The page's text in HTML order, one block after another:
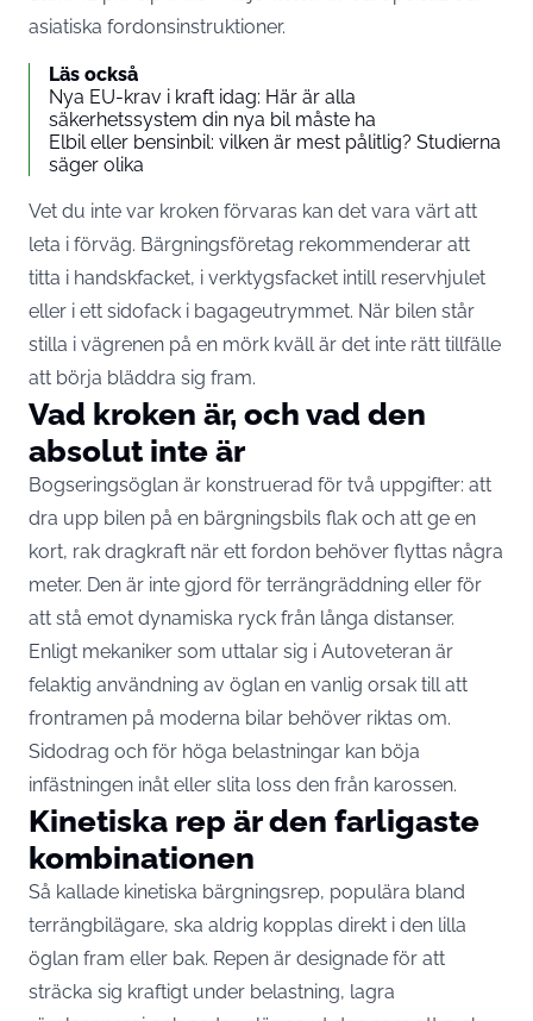
asiatiska fordonsinstruktioner.
Läs också
Nya EU-krav i kraft idag: Här är alla
säkerhetssystem din nya bil måste ha
Elbil eller bensinbil: vilken är mest pålitlig? Studierna
säger olika
Vet du inte var kroken förvaras kan det vara värt att
leta i förväg. Bärgningsföretag rekommenderar att
titta i handskfacket, i verktygsfacket intill reservhjulet
eller i ett sidofack i bagageutrymmet. När bilen står
stilla i vägrenen på en mörk kväll är det inte rätt tillfälle
att börja bläddra sig fram.
Vad kroken är, och vad den
absolut inte är
Bogseringsöglan är konstruerad för två uppgifter: att
dra upp bilen på en bärgningsbils flak och att ge en
kort, rak dragkraft när ett fordon behöver flyttas några
meter. Den är inte gjord för terrängräddning eller för
att stå emot dynamiska ryck från långa distanser.
Enligt mekaniker som uttalar sig i Autoveteran är
felaktig användning av öglan en vanlig orsak till att
frontramen på moderna bilar behöver riktas om.
Sidodrag och för höga belastningar kan böja
infästningen inåt eller slita loss den från karossen.
Kinetiska rep är den farligaste
kombinationen
Så kallade kinetiska bärgningsrep, populära bland
terrängbilägare, ska aldrig kopplas direkt i den lilla
öglan fram eller bak. Repen är designade för att
sträcka sig kraftigt under belastning, lagra